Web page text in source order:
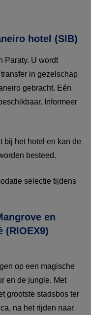
hotel (SIB)
Paraty. U wordt
in gezelschap
gebracht. Eén
Informeer
bij het hotel en kan de
besteed.
selectie tijdens
en
(RIOEX9)
op een magische
en de jungle. Met
grootste stadsbos ter
na het rijden naar